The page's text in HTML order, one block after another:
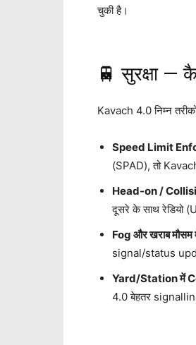
चुकी है।
🚆 सुरक्षा —
Kavach 4.0 निम्न
Speed Limit
(SPAD), तो
Head-on /
दूसरे के साथ रेडियो
Fog और खराब मौसम
signal/status
Yard/Station में
4.0 बेहतर